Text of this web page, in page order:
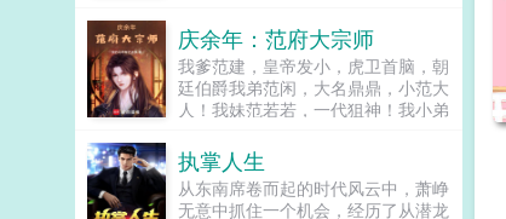
起，朱棡不仅将太原治理的仅仅有
条，更是为大明戍守边塞，大败王保
保，将北元逼入绝境！可便是此时，
一道圣旨入太原，朝中以胡惟庸为首
的大臣弹劾朱棡拥兵自重，有不臣之
朱元璋老三，咱轻徭薄赋，可曾亏待
百姓？朱棡呵呵，天下穷苦唯有百
姓，若连田亩都没有，何以轻徭薄
庆余年：范府大宗师
我爹范建，皇帝发小，虎卫首脑，朝
廷伯爵我弟范闲，大名鼎鼎，小范大
人！我妹范若若，一代狙神！我小弟
老板。我，一个平平无奇的范府嫡长
子为了不给家里人拖后腿，只好当个
宗师了！没有宗师的家族，怎么能算
执掌人生
从东南席卷而起的时代风云中，萧峥
无意中抓住一个机会，经历了从潜龙